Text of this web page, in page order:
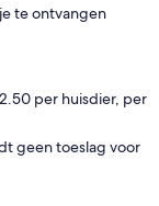
te ontvangen
per huisdier, per
geen toeslag voor